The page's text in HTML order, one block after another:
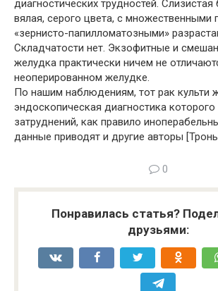
диагностических трудностей. Слизистая
вялая, серого цвета, с множественными
«зернисто-папилломатозными»
Складчатости нет. Экзофитные и
желудка практически ничем не
неоперированном желудке.
По нашим наблюдениям, тот рак культи
эндоскопическая диагностика
затруднений, как правило
данные приводят и другие авторы
0
Понравилась статья?
друзьями: